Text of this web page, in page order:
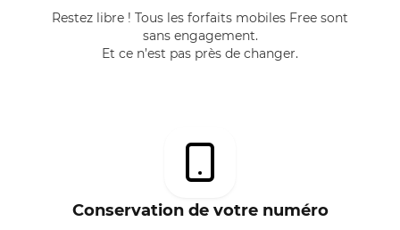
Restez libre ! Tous les forfaits mobiles Free sont
sans engagement.
Et ce n’est pas près de changer.
Conservation de votre numéro